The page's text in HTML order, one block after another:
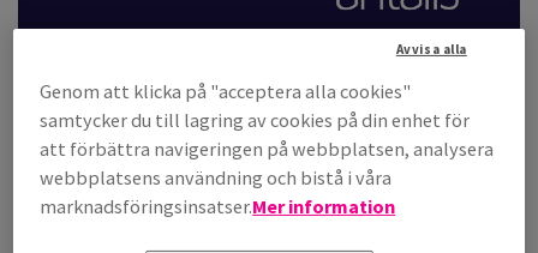
Antalis förvärvar Plaesa, en specialist inom tekniska
förpackningar och skräddarsydda emballagelösningar i
Spanien.
Genom att klicka på "acceptera alla cookies"
samtycker du till lagring av cookies på din enhet för
att förbättra navigeringen på webbplatsen, analysera
webbplatsens användning och bistå i våra
marknadsföringsinsatser.Mer information
Avvisa alla